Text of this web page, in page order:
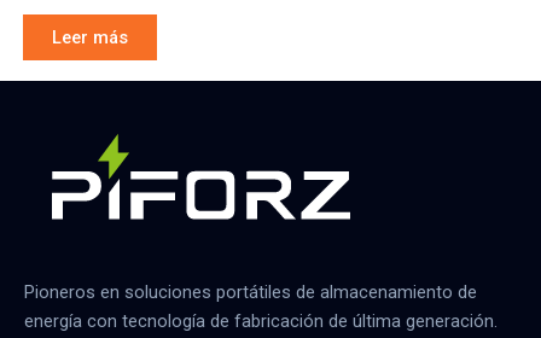
Leer más
Pioneros en soluciones portátiles de almacenamiento de
energía con tecnología de fabricación de última generación.